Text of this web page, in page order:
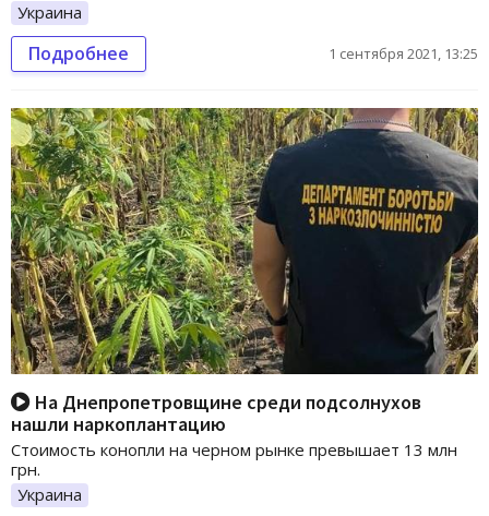
Украина
Подробнее 1 сентября 2021, 13:25
На Днепропетровщине среди подсолнухов
нашли наркоплантацию
Стоимость конопли на черном рынке превышает 13 млн
грн.
Украина